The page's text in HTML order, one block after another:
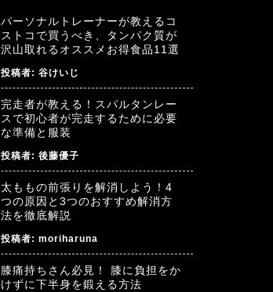
パーソナルトレーナーが教えるコ
ストコで買うべき、タンパク質が
沢山取れるオススメお得食品11選
投稿者: 谷けいじ
完走者が教える！スパルタンレー
スで初心者が完走するために必要
な準備と服装
投稿者: 後藤優子
太ももの前張りを解消しよう！4
つの原因と3つのおすすめ解消方
法を徹底解説
投稿者: moriharuna
膝痛持ちさん必見！ 膝に負担をか
けずに下半身を鍛える方法